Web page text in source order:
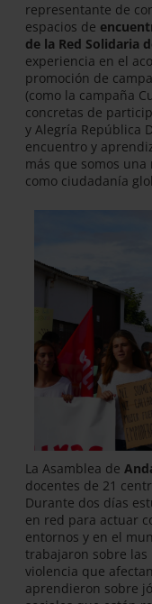
representante de
espacios de
de la Red Solidaria
experiencia en el
promoción de
(como la campaña
concretas de
y Alegría República
encuentro y
más que somos
como ciudadanía
La Asamblea de
docentes de 21
Durante dos días
en red para actuar
entornos y en el
trabajaron sobre
violencia que
aprendieron sobre